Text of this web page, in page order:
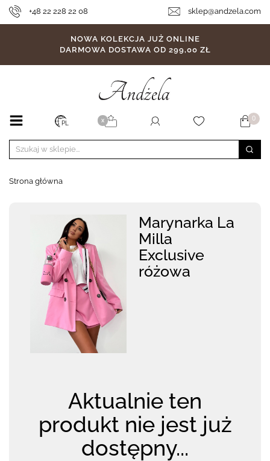
+48 22 228 22 08 sklep@andzela.com
NOWA KOLEKCJA JUŻ ONLINE
DARMOWA DOSTAWA OD 299,00 ZŁ
PL X 0
Strona główna
Marynarka La
Milla
Exclusive
różowa
Aktualnie ten
produkt nie jest już
dostępny...